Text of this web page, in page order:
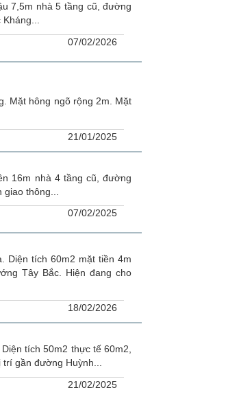
7,5m nhà 5 tầng cũ, đường
07/02/2026
Mặt hông ngõ rộng 2m. Mặt
21/01/2025
16m nhà 4 tầng cũ, đường
thông...
07/02/2025
Diện tích 60m2 mặt tiền 4m
Tây Bắc. Hiện đang cho
18/02/2026
tích 50m2 thực tế 60m2,
gần đường Huỳnh...
21/02/2025